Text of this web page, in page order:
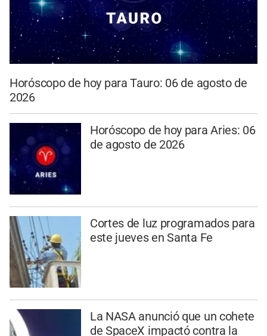
Horóscopo de hoy para Tauro: 06 de agosto de
2026
Horóscopo de hoy para Aries: 06
de agosto de 2026
Cortes de luz programados para
este jueves en Santa Fe
La NASA anunció que un cohete
de SpaceX impactó contra la